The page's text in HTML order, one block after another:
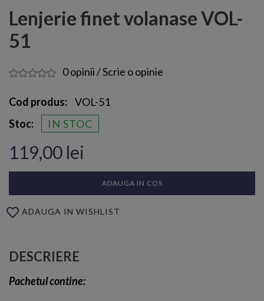
Lenjerie finet volanase VOL-
51
0 opinii/Scrie o opinie
Cod produs: VOL-51
Stoc:
IN STOC
119,00 lei
ADAUGA IN COS
ADAUGA IN WISHLIST
DESCRIERE
Pachetul contine: